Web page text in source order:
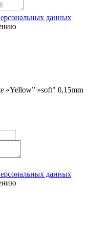
данных
«Yellow” »soft" 0,15mm
данных